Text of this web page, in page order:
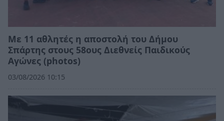
Με 11 αθλητές η αποστολή του Δήμου
Σπάρτης στους 58ους Διεθνείς Παιδικούς
Αγώνες (photos)
03/08/2026 10:15